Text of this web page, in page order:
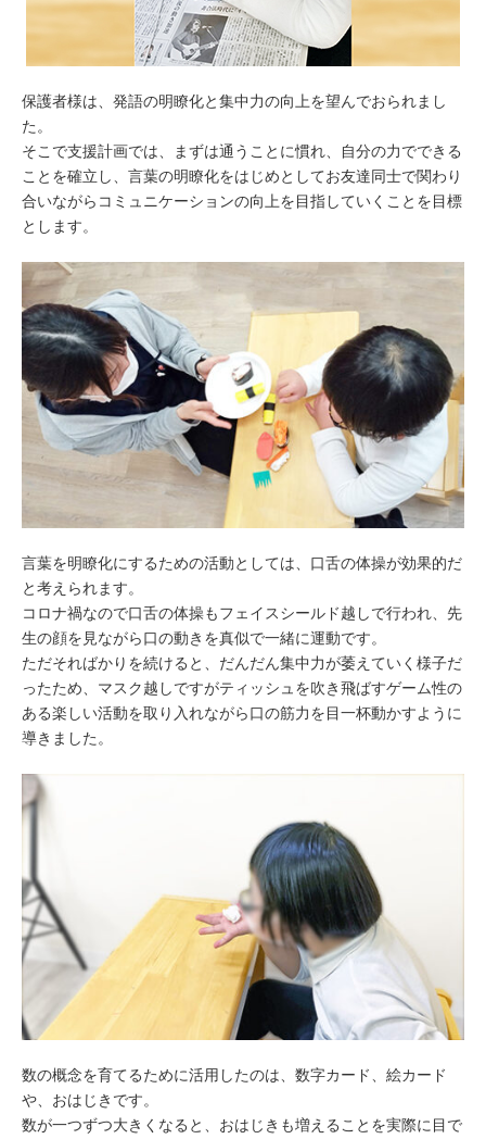
保護者様は、発語の明瞭化と集中力の向上を望んでおられまし
た。
そこで支援計画では、まずは通うことに慣れ、自分の力でできる
ことを確立し、言葉の明瞭化をはじめとしてお友達同士で関わり
合いながらコミュニケーションの向上を目指していくことを目標
とします。
言葉を明瞭化にするための活動としては、口舌の体操が効果的だ
と考えられます。
コロナ禍なので口舌の体操もフェイスシールド越しで行われ、先
生の顔を見ながら口の動きを真似で一緒に運動です。
ただそればかりを続けると、だんだん集中力が萎えていく様子だ
ったため、マスク越しですがティッシュを吹き飛ばすゲーム性の
ある楽しい活動を取り入れながら口の筋力を目一杯動かすように
導きました。
数の概念を育てるために活用したのは、数字カード、絵カード
や、おはじきです。
数が一つずつ大きくなると、おはじきも増えることを実際に目で